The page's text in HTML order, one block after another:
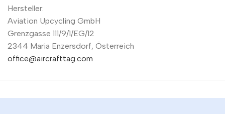
Hersteller:
Aviation Upcycling GmbH
Grenzgasse 111/9/1/EG/12
2344 Maria Enzersdorf, Österreich
office@aircrafttag.com